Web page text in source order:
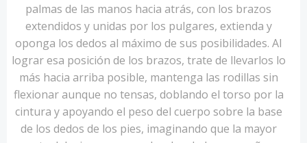
palmas de las manos hacia atrás, con los brazos
extendidos y unidas por los pulgares, extienda y
oponga los dedos al máximo de sus posibilidades. Al
lograr esa posición de los brazos, trate de llevarlos lo
más hacia arriba posible, mantenga las rodillas sin
flexionar aunque no tensas, doblando el torso por la
cintura y apoyando el peso del cuerpo sobre la base
de los dedos de los pies, imaginando que la mayor